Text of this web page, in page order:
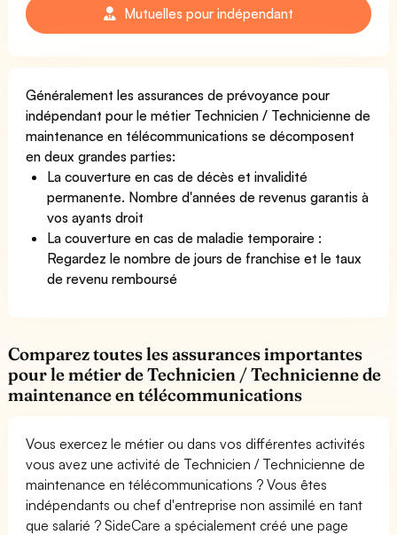
Mutuelles pour indépendant
Généralement les assurances de prévoyance pour
indépendant pour le métier Technicien / Technicienne de
maintenance en télécommunications se décomposent
en deux grandes parties:
La couverture en cas de décès et invalidité
permanente. Nombre d'années de revenus garantis à
vos ayants droit
La couverture en cas de maladie temporaire :
Regardez le nombre de jours de franchise et le taux
de revenu remboursé
Comparez toutes les assurances importantes
pour le métier de Technicien / Technicienne de
maintenance en télécommunications
Vous exercez le métier ou dans vos différentes activités
vous avez une activité de Technicien / Technicienne de
maintenance en télécommunications ? Vous êtes
indépendants ou chef d'entreprise non assimilé en tant
que salarié ? SideCare a spécialement créé une page